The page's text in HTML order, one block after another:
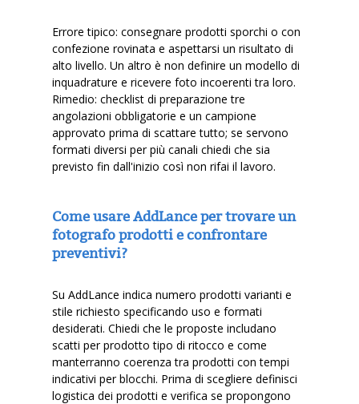
Errore tipico: consegnare prodotti sporchi o con
confezione rovinata e aspettarsi un risultato di
alto livello. Un altro è non definire un modello di
inquadrature e ricevere foto incoerenti tra loro.
Rimedio: checklist di preparazione tre
angolazioni obbligatorie e un campione
approvato prima di scattare tutto; se servono
formati diversi per più canali chiedi che sia
previsto fin dall'inizio così non rifai il lavoro.
Come usare AddLance per trovare un
fotografo prodotti e confrontare
preventivi?
Su AddLance indica numero prodotti varianti e
stile richiesto specificando uso e formati
desiderati. Chiedi che le proposte includano
scatti per prodotto tipo di ritocco e come
manterranno coerenza tra prodotti con tempi
indicativi per blocchi. Prima di scegliere definisci
logistica dei prodotti e verifica se propongono